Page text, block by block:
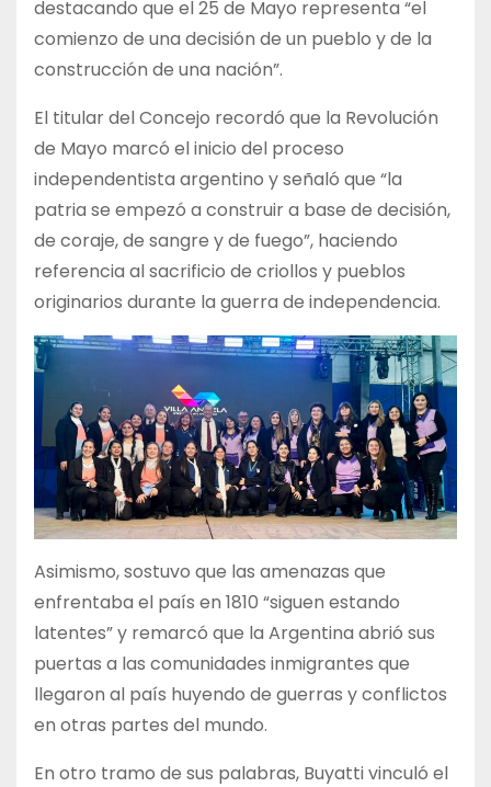
destacando que el 25 de Mayo representa “el
comienzo de una decisión de un pueblo y de la
construcción de una nación”.
El titular del Concejo recordó que la Revolución
de Mayo marcó el inicio del proceso
independentista argentino y señaló que “la
patria se empezó a construir a base de decisión,
de coraje, de sangre y de fuego”, haciendo
referencia al sacrificio de criollos y pueblos
originarios durante la guerra de independencia.
Asimismo, sostuvo que las amenazas que
enfrentaba el país en 1810 “siguen estando
latentes” y remarcó que la Argentina abrió sus
puertas a las comunidades inmigrantes que
llegaron al país huyendo de guerras y conflictos
en otras partes del mundo.
En otro tramo de sus palabras, Buyatti vinculó el